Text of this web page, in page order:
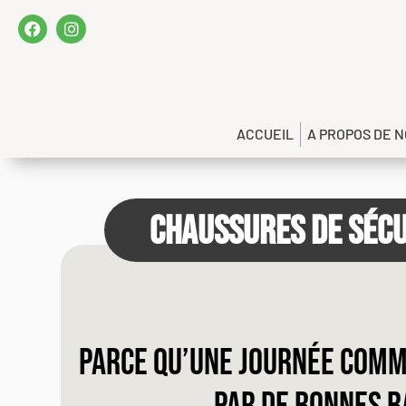
ACCUEIL A PROPOS DE
CHAUSSURES DE
Parce qu’une journée